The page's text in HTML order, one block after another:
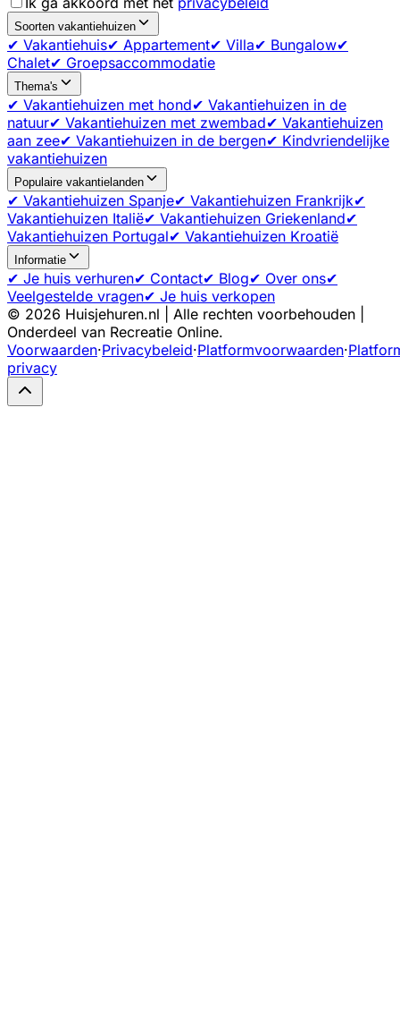
Soorten vakantiehuizen
✔ Vakantiehuis✔ Appartement✔ Villa✔ Bungalow✔
Chalet✔ Groepsaccommodatie
Thema's
✔ Vakantiehuizen met hond✔ Vakantiehuizen in de
natuur✔ Vakantiehuizen met zwembad✔ Vakantiehuizen
aan zee✔ Vakantiehuizen in de bergen✔ Kindvriendelijke
vakantiehuizen
Populaire vakantielanden
✔ Vakantiehuizen Spanje✔ Vakantiehuizen Frankrijk✔
Vakantiehuizen Italië✔ Vakantiehuizen Griekenland✔
Vakantiehuizen Portugal✔ Vakantiehuizen Kroatië
Informatie
✔ Je huis verhuren✔ Contact✔ Blog✔ Over ons✔
Veelgestelde vragen✔ Je huis verkopen
© 2026 Huisjehuren.nl | Alle rechten voorbehouden |
Onderdeel van Recreatie Online.
Voorwaarden·Privacybeleid·Platformvoorwaarden·
privacy